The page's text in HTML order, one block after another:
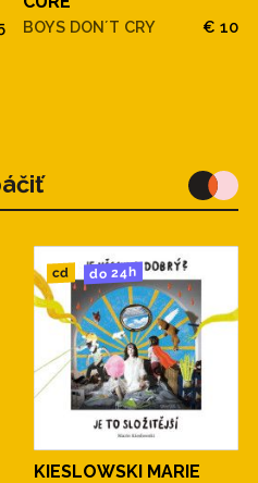
BOYS DON´T CRY € 10
cd do 24h
KIESLOWSKI MARIE